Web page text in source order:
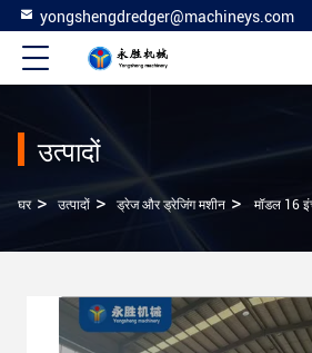
yongshengdredger@machineys.com
उत्पादों
घर > उत्पादों > ड्रेज और ड्रेजिंग मशीन > मॉडल 16 इंच रेत पंपिंग बोट समुद्र तट पर